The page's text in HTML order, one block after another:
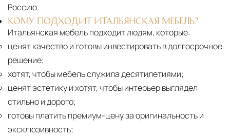
Управление логистикой и контроль
качества
Каждый заказ отслеживается в режиме
реального времени через систему GPS-
мониторинга. Наша команда логистических
специалистов с опытом работы в
международной доставке обеспечивает
полную сохранность груза, соблюдение
температурного режима и защиту от
механических повреждений на всех этапах
Россию.
КОМУ ПОДХОДИТ ИТАЛЬЯНСКАЯ МЕБЕЛЬ?
Итальянская мебель подходит людям, которые:
ценят качество и готовы инвестировать в долгосрочное
решение;
хотят, чтобы мебель служила десятилетиями;
ценят эстетику и хотят, чтобы интерьер выглядел
стильно и дорого;
готовы платить премиум-цену за оригинальность и
эксклюзивность;